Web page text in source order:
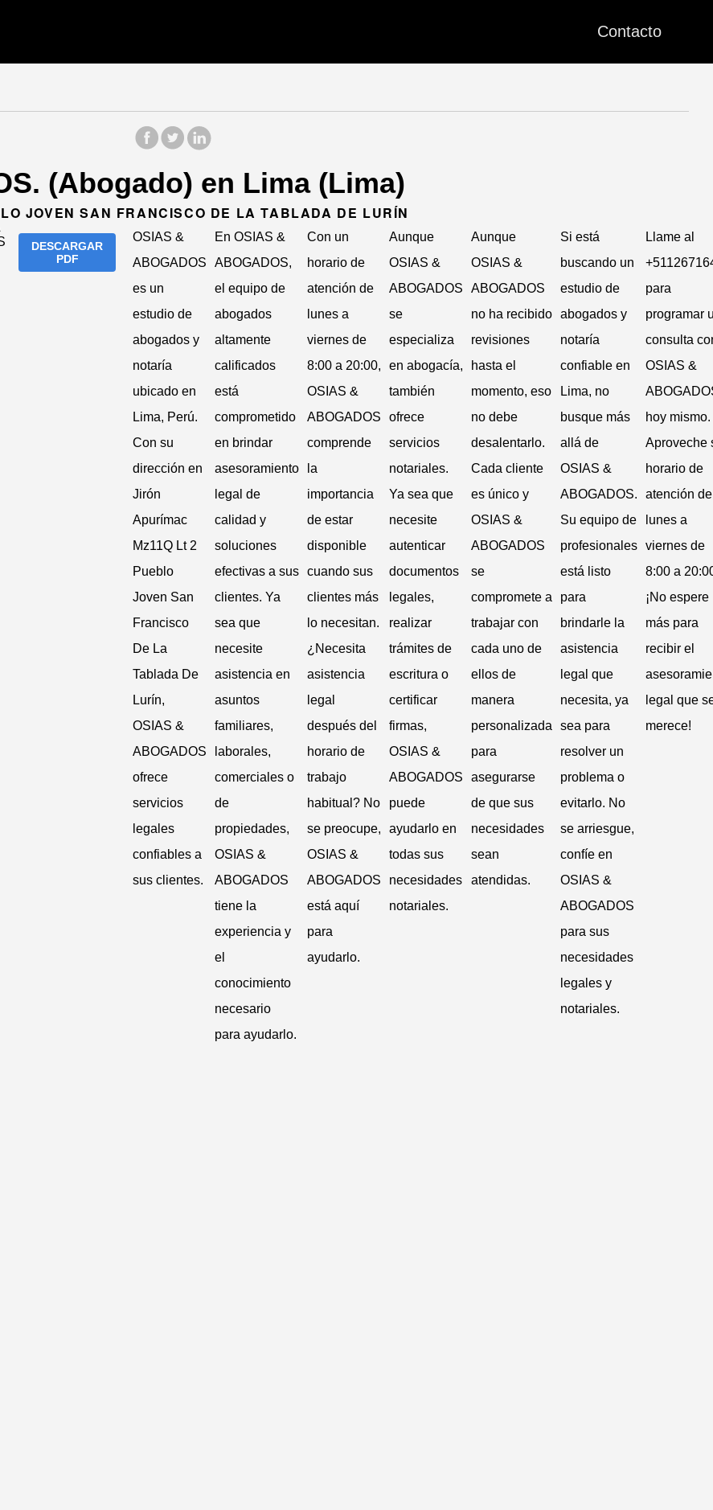
Contacto
(Abogado) en Lima (Lima)
JOVEN SAN FRANCISCO DE LA TABLADA DE LURÍN
DESCARGAR
PDF
OSIAS &
ABOGADOS
es un
estudio de
abogados y
notaría
ubicado en
Lima, Perú.
Con su
dirección en
Jirón
Apurímac
Mz11Q Lt 2
Pueblo
Joven San
Francisco
De La
Tablada De
Lurín,
OSIAS &
ABOGADOS
ofrece
servicios
legales
confiables a
sus clientes.
En OSIAS &
ABOGADOS,
el equipo de
abogados
altamente
calificados
está
comprometido
en brindar
asesoramiento
legal de
calidad y
soluciones
efectivas a sus
clientes. Ya
sea que
necesite
asistencia en
asuntos
familiares,
laborales,
comerciales o
de
propiedades,
OSIAS &
ABOGADOS
tiene la
experiencia y
el
conocimiento
necesario
para ayudarlo.
Con un
horario de
atención de
lunes a
viernes de
8:00 a 20:00,
OSIAS &
ABOGADOS
comprende
la
importancia
de estar
disponible
cuando sus
clientes más
lo necesitan.
¿Necesita
asistencia
legal
después del
horario de
trabajo
habitual? No
se preocupe,
OSIAS &
ABOGADOS
está aquí
para
ayudarlo.
Aunque
OSIAS &
ABOGADOS
se
especializa
en abogacía,
también
ofrece
servicios
notariales.
Ya sea que
necesite
autenticar
documentos
legales,
realizar
trámites de
escritura o
certificar
firmas,
OSIAS &
ABOGADOS
puede
ayudarlo en
todas sus
necesidades
notariales.
Aunque
OSIAS &
ABOGADOS
no ha recibido
revisiones
hasta el
momento, eso
no debe
desalentarlo.
Cada cliente
es único y
OSIAS &
ABOGADOS
se
compromete a
trabajar con
cada uno de
ellos de
manera
personalizada
para
asegurarse
de que sus
necesidades
sean
atendidas.
Si está
buscando un
estudio de
abogados y
notaría
confiable en
Lima, no
busque más
allá de
OSIAS &
ABOGADOS.
Su equipo de
profesionales
está listo
para
brindarle la
asistencia
legal que
necesita, ya
sea para
resolver un
problema o
evitarlo. No
se arriesgue,
confíe en
OSIAS &
ABOGADOS
para sus
necesidades
legales y
notariales.
Llame al
para
programar
consulta
OSIAS &
hoy mismo.
Aproveche
horario de
atención de
lunes a
viernes de
8:00 a
¡No espere
más para
recibir el
legal que
merece!